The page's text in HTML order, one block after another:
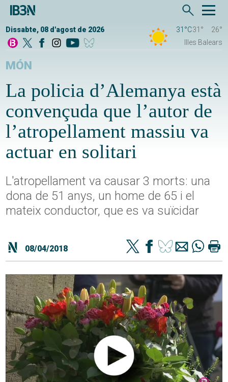
Dissabte, 08 d'agost de 2026 31°C31°
26°
Illes Balears
MÓN
La policia d’Alemanya està
convençuda que l’autor de
l’atropellament massiu va
actuar en solitari
L'atropellament va causar 3 morts: una
dona de 51 anys, un home de 65 i el
mateix conductor, que es va suïcidar
08/04/2018